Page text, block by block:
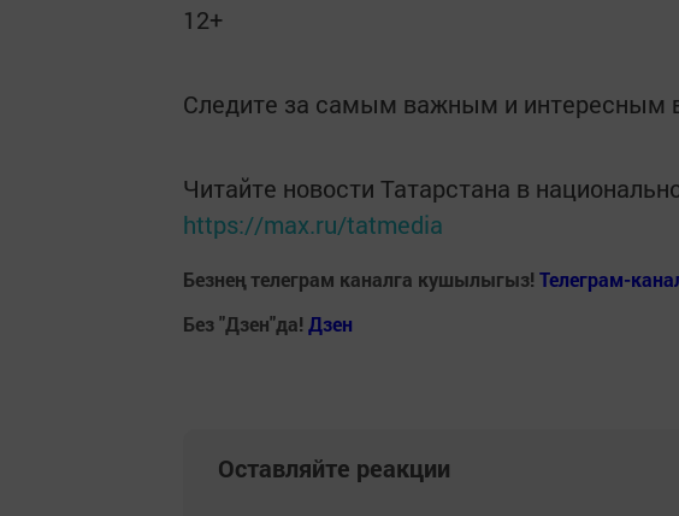
12+
Следите за самым важным и интересным
Читайте новости Татарстана в
https://max.ru/tatmedia
Безнең телеграм каналга кушылыгыз! Телеграм-
Без "Дзен"да! Дзен
Оставляйте реакции